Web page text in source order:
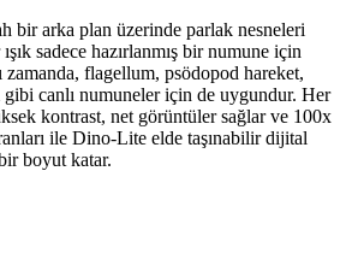
bir arka plan üzerinde parlak nesneleri
sadece hazırlanmış bir numune için
flagellum, psödopod hareket,
gibi canlı numuneler için de uygundur. Her
kontrast, net görüntüler sağlar ve 100x
ile Dino-Lite elde taşınabilir dijital
boyut katar.